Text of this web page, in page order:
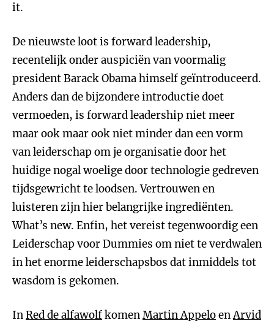
it.
De nieuwste loot is forward leadership,
recentelijk onder auspiciën van voormalig
president Barack Obama himself geïntroduceerd.
Anders dan de bijzondere introductie doet
vermoeden, is forward leadership niet meer
maar ook maar ook niet minder dan een vorm
van leiderschap om je organisatie door het
huidige nogal woelige door technologie gedreven
tijdsgewricht te loodsen. Vertrouwen en
luisteren zijn hier belangrijke ingrediënten.
What’s new. Enfin, het vereist tegenwoordig een
Leiderschap voor Dummies om niet te verdwalen
in het enorme leiderschapsbos dat inmiddels tot
wasdom is gekomen.
InRed de alfawolfkomenMartin AppeloenArvid